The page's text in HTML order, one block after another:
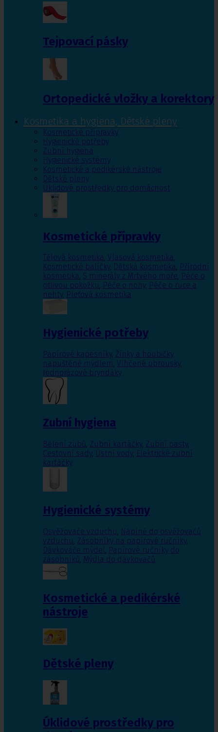
Tejpovací pásky
Ortopedické vložky a korektory
Kosmetika a hygiena, Dětské pleny
Kosmetické přípravky
Hygienické potřeby
Zubní hygiena
Hygienické systémy
Kosmetické a pedikérské nástroje
Dětské pleny
Úklidové prostředky pro domácnost
Kosmetické přípravky
Tělová kosmetika, Vlasová kosmetika,
Kosmetické balíčky, Dětská kosmetika, Přírodní
kosmetika, S minerály z Mrtvého moře, Péče o
citlivou pokožku, Péče o nohy, Péče o ruce a
nehty, Pleťová kosmetika
Hygienické potřeby
Papírové kapesníky, Žínky a houbičky
napuštěné mýdlem, Vlhčené ubrousky,
Jednorázové bryndáky
Zubní hygiena
Bělení zubů, Zubní kartáčky, Zubní pasty,
Cestovní sady, Ústní vody, Elektrické zubní
kartáčky
Hygienické systémy
Osvěžovače vzduchu, Náplně do osvěžovačů
vzduchu, Zásobníky na papírové ručníky,
Dávkováče mýdel, Papírové ručníky do
zásobníků, Mýdla do dávkovačů
Kosmetické a pedikérské
nástroje
Dětské pleny
Úklidové prostředky pro